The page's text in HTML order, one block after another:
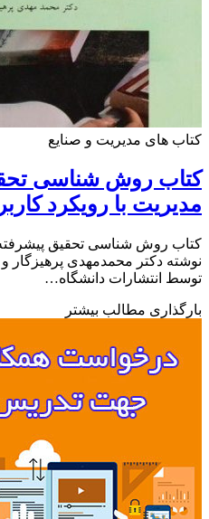
های مدیریت و صنایع
روش شناسی تحقیق
با رویکرد کاربردی
روش شناسی تحقیق پیشرفته در
دکتر محمدمهدی پرهیزگار و علی
انتشارات دانشگاه…
مطالب بیشتر